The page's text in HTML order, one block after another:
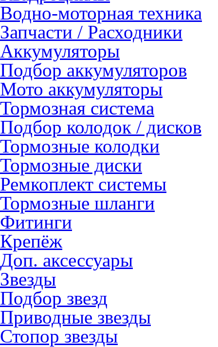
Водно-моторная техника
Запчасти / Расходники
Аккумуляторы
Подбор аккумуляторов
Мото аккумуляторы
Тормозная система
Подбор колодок / дисков
Тормозные колодки
Тормозные диски
Ремкоплект системы
Тормозные шланги
Фитинги
Крепёж
Доп. аксессуары
Звезды
Подбор звезд
Приводные звезды
Стопор звезды